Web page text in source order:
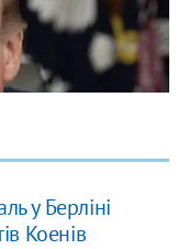
у Берліні
Коенів